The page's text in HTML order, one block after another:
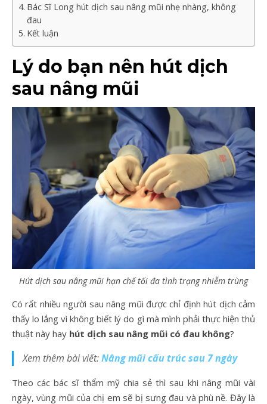
Bác Sĩ Long hút dịch sau nâng mũi nhẹ nhàng, không
đau
Kết luận
Lý do bạn nên hút dịch
sau nâng mũi
Hút dịch sau nâng mũi hạn chế tối đa tình trạng nhiễm trùng
Có rất nhiều người sau nâng mũi được chỉ định hút dịch cảm
thấy lo lắng vì không biết lý do gì mà mình phải thực hiện thủ
thuật này hay hút dịch sau nâng mũi có đau không?
Xem thêm bài viết:Nâng mũi cấu trúc sau 7 ngày
Theo các bác sĩ thẩm mỹ chia sẻ thì sau khi nâng mũi vài
ngày, vùng mũi của chị em sẽ bị sưng đau và phù nề. Đây là